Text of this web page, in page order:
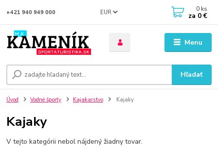
Menu
EUR
Hľadať
+421 940 949 000 0 ks
za 0 €
Úvod Vodné športy Kajakarstvo Kajaky
Kajaky
V tejto kategórii nebol nájdený žiadny tovar.